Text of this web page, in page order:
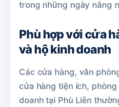
trong những ngày nắng
Phù hợp với cửa
và hộ kinh doanh
Các cửa hàng, văn
cửa hàng tiện ích, phòng
doanh tại Phù Liễn